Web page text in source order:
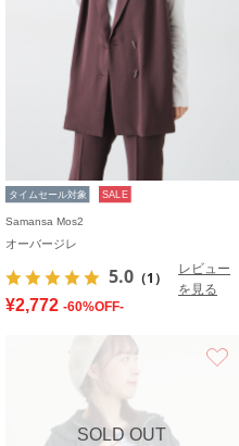
タイムセール対象 SALE
Samansa Mos2
オーバージレ
5.0 （1）
レビュー
を見る
¥2,772 -60%OFF-
SOLD OUT